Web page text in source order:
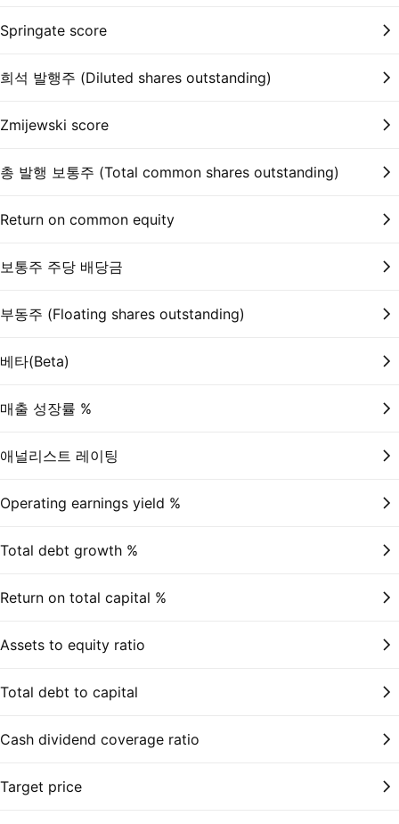
Springate score
희석 발행주 (Diluted shares outstanding)
Zmijewski score
총 발행 보통주 (Total common shares outstanding)
Return on common equity
보통주 주당 배당금
부동주 (Floating shares outstanding)
베타(Beta)
매출 성장률 %
애널리스트 레이팅
Operating earnings yield %
Total debt growth %
Return on total capital %
Assets to equity ratio
Total debt to capital
Cash dividend coverage ratio
Target price